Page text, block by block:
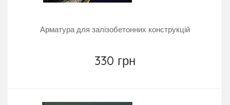
Арматура для залізобетонних конструкцій
330 грн